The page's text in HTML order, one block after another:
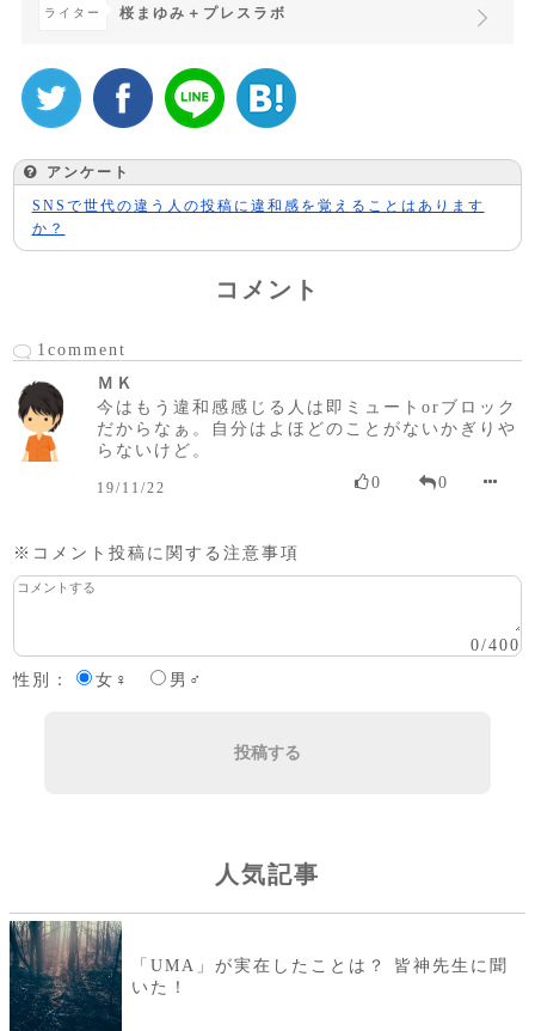
ライター 桜まゆみ＋プレスラボ
アンケート
SNSで世代の違う人の投稿に違和感を覚えることはあります
か？
コメント
1comment
ＭＫ
今はもう違和感感じる人は即ミュートorブロック
だからなぁ。自分はよほどのことがないかぎりや
らないけど。
19/11/22 0 0
※コメント投稿に関する注意事項
0/400
性別：
女♀ 男♂
投稿する
人気記事
「UMA」が実在したことは？ 皆神先生に聞
いた！